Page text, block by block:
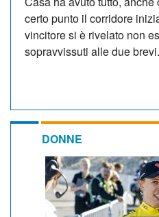
certo punto il corridore
vincitore si è rivelato non
sopravvissuti alle due
DONNE